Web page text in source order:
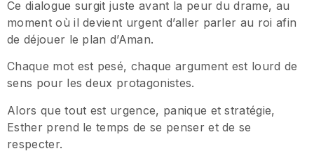
Ce dialogue surgit juste avant la peur du drame, au
moment où il devient urgent d’aller parler au roi afin
de déjouer le plan d’Aman.
Chaque mot est pesé, chaque argument est lourd de
sens pour les deux protagonistes.
Alors que tout est urgence, panique et stratégie,
Esther prend le temps de se penser et de se
respecter.